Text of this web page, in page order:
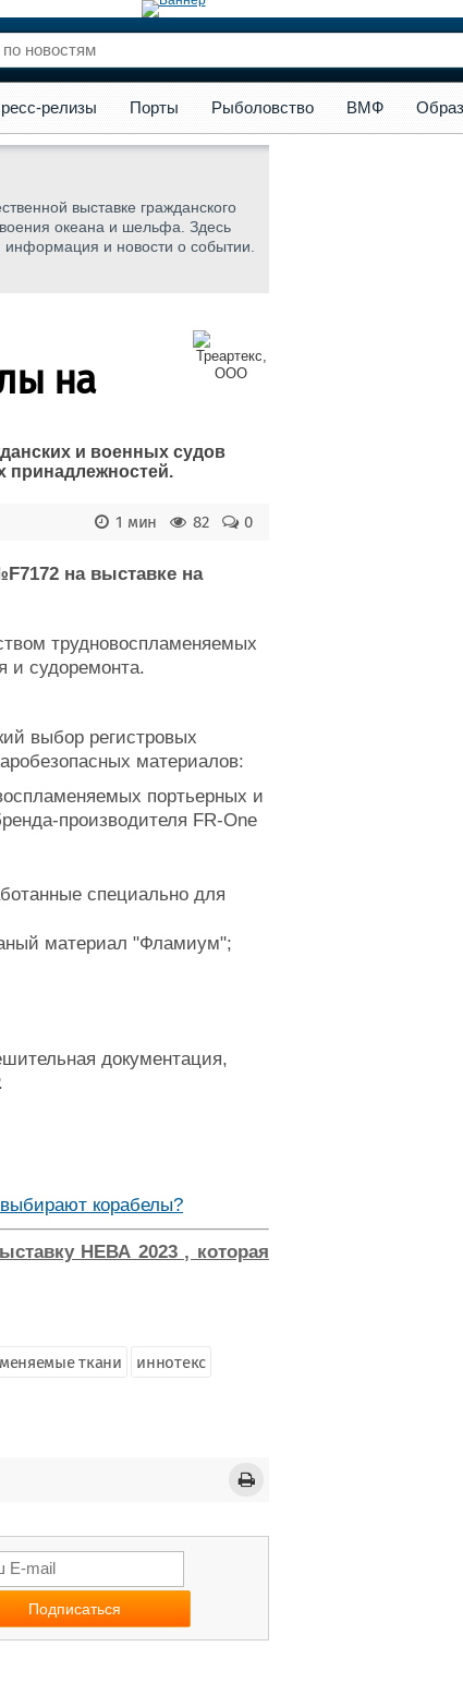
Флот
Отзывы
Все службы
релизы Порты Рыболовство ВМФ
выставке гражданского
океана и шельфа. Здесь
информация и новости о событии.
на
и военных судов
принадлежностей.
0
82
1 мин
на выставке на
трудновоспламеняемых
и судоремонта.
выбор регистровых
материалов:
портьерных и
производителя FR-One
специально для
материал "Фламиум";
документация,
корабелы?
НЕВА 2023 , которая
ткани иннотекс